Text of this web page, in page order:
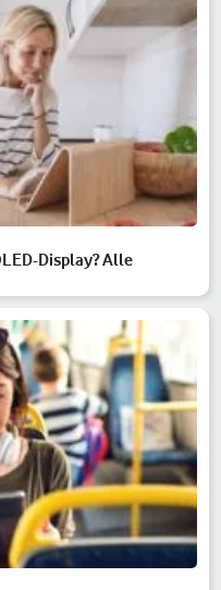
Display? Alle